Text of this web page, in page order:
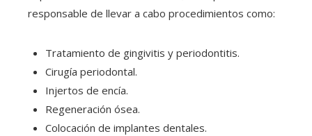
responsable de llevar a cabo procedimientos como:
Tratamiento de gingivitis y periodontitis.
Cirugía periodontal.
Injertos de encía.
Regeneración ósea.
Colocación de implantes dentales.